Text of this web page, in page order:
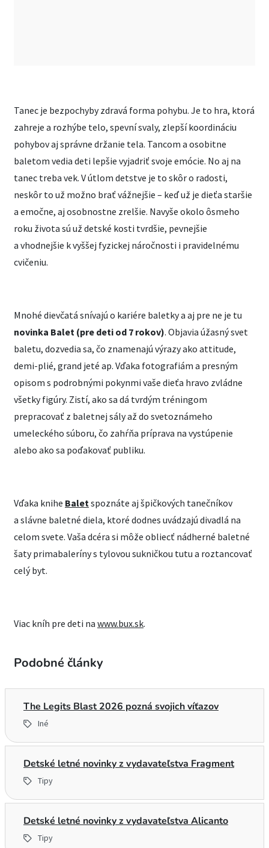
Tanec je bezpochyby zdravá forma pohybu. Je to hra, ktorá
zahreje a rozhýbe telo, spevní svaly, zlepší koordináciu
pohybov aj správne držanie tela. Tancom a osobitne
baletom vedia deti lepšie vyjadriť svoje emócie. No aj na
tanec treba vek. V útlom detstve je to skôr o radosti,
neskôr to už možno brať vážnejšie – keď už je dieťa staršie
a emočne, aj osobnostne zrelšie. Navyše okolo ôsmeho
roku života sú už detské kosti tvrdšie, pevnejšie
a vhodnejšie k vyššej fyzickej náročnosti i pravidelnému
cvičeniu.
Mnohé dievčatá snívajú o kariére baletky a aj pre ne je tu
novinka Balet (pre deti od 7 rokov). Objavia úžasný svet
baletu, dozvedia sa, čo znamenajú výrazy ako attitude,
demi-plié, grand jeté ap. Vďaka fotografiám a presným
opisom s podrobnými pokynmi vaše dieťa hravo zvládne
všetky figúry. Zistí, ako sa dá tvrdým tréningom
prepracovať z baletnej sály až do svetoznámeho
umeleckého súboru, čo zahŕňa príprava na vystúpenie
alebo ako sa poďakovať publiku.
Vďaka knihe Baletspoznáte aj špičkových tanečníkov
a slávne baletné diela, ktoré dodnes uvádzajú divadlá na
celom svete. Vaša dcéra si môže obliecť nádherné baletné
šaty primabaleríny s tylovou sukničkou tutu a roztancovať
celý byt.
Viac kníh pre deti na www.bux.sk.
Podobné články
The Legits Blast 2026 pozná svojich víťazov
Iné
Detské letné novinky z vydavateľstva Fragment
Tipy
Detské letné novinky z vydavateľstva Alicanto
Tipy